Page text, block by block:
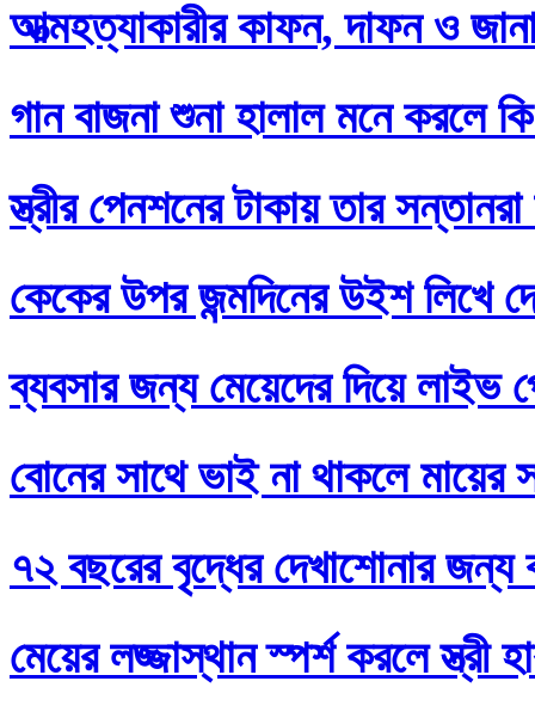
আত্মহত্যাকারীর কাফন, দাফন ও
গান বাজনা শুনা হালাল মনে করলে
স্ত্রীর পেনশনের টাকায় তার
কেকের উপর জন্মদিনের উইশ লিখে
ব্যবসার জন্য মেয়েদের দিয়ে লাইভ
বোনের সাথে ভাই না থাকলে মায়ের
৭২ বছরের বৃদ্ধের দেখাশোনার জন্য
মেয়ের লজ্জাস্থান স্পর্শ করলে স্ত্রী